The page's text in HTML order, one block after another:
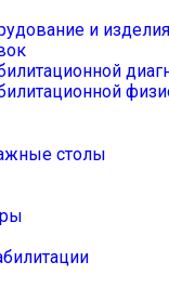
и изделия
столы